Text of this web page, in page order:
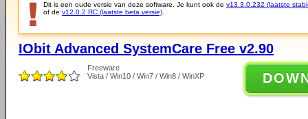
Dit is een oude versie van deze software. Je kunt ook de v13.3.0.232 (laatste
of de v12.0.2 RC (laatste beta versie)
IObit Advanced SystemCare Free v2.90
Freeware
Vista / Win10 / Win7 / Win8 / WinXP